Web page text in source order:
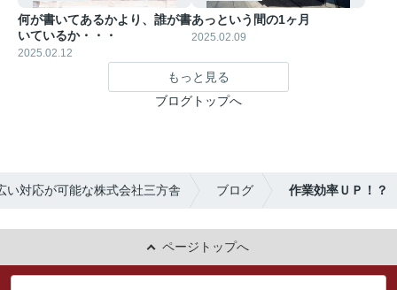
何が書いてあるかより、誰が書
いているか・・・
2025.02.12
あっという間の1ヶ月
2025.02.09
もっと見る
ブログトップへ
い対応が可能な株式会社三方舎 ブログ 作業効率ＵＰ！？
ページトップへ